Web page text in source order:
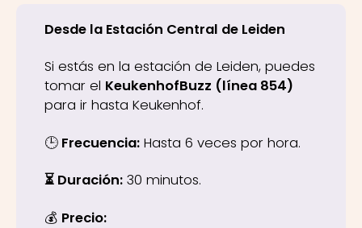
Desde la Estación Central de Leiden
Si estás en la estación de Leiden, puedes
tomar el KeukenhofBuzz (línea 854)
para ir hasta Keukenhof.
🕒 Frecuencia: Hasta 6 veces por hora.
⏳ Duración: 30 minutos.
💰 Precio: